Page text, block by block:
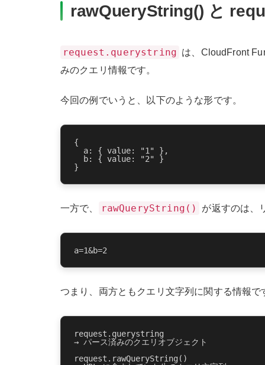
rawQueryString() と
request.querystring は、CloudFront
みのクエリ情報です。
今回の例でいうと、以下のような形です。
{
  a: { value: "1" },
  b: { value: "2" }
一方で、 rawQueryString() が返すのは、
つまり、両方ともクエリ文字列に関する情報
request.querystring
→ パース済みのクエリオブジェクト
request.rawQueryString()